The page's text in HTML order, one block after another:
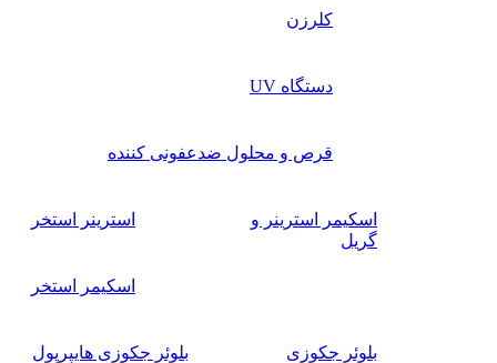
کلرزن
دستگاه UV
قرص و محلول ضدعفونی کننده
اسکیمر استرینر و
گریل
استرینر استخر
اسکیمر استخر
بلوئر جکوزی بلوئر جکوزی هایپرپول